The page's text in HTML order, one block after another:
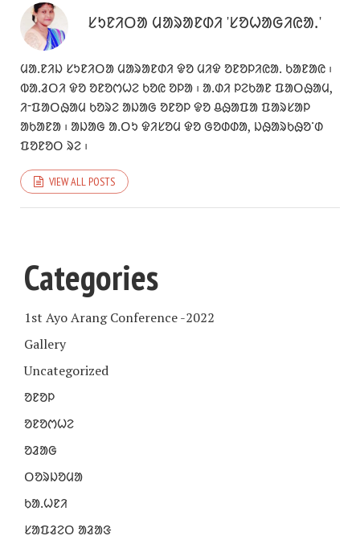
ᱥᱩᱱᱤᱛᱟ ᱢᱟᱨᱟᱱᱰᱤ 'ᱥᱚᱦᱟᱜᱤᱭᱟᱹ'
ᱢᱟᱹᱱᱤᱡ ᱥᱩᱱᱤᱛᱟ ᱢᱟᱨᱟᱱᱰᱤ ᱫᱚ ᱢᱤᱫ ᱚᱱᱚᱞᱤᱭᱟᱹ ᱠᱟᱱᱟᱭ ᱾
ᱵᱟᱹᱲᱛᱤ ᱫᱚ ᱚᱱᱚᱬᱦᱮ ᱠᱚᱭ ᱚᱞᱟ ᱾ ᱟᱹᱰᱤ ᱞᱮᱠᱟᱱ ᱯᱟᱛᱷᱟᱢ,
ᱤᱼᱯᱟᱛᱷᱟᱢ ᱠᱚᱨᱮ ᱟᱡᱟᱜ ᱚᱱᱚᱞ ᱫᱚ ᱪᱷᱟᱯᱟ ᱯᱟᱨᱥᱟᱞ
ᱟᱠᱟᱱᱟ ᱾ ᱟᱡᱟᱜ ᱟᱹᱛᱩ ᱫᱤᱥᱚᱢ ᱫᱚ ᱜᱚᱰᱰᱟ, ᱡᱷᱟᱨᱠᱷᱚᱸᱰ
ᱯᱚᱱᱚᱛ ᱨᱮ ᱾
VIEW ALL POSTS
Categories
1st Ayo Arang Conference -2022
Gallery
Uncategorized
ᱚᱱᱚᱞ
ᱚᱱᱚᱬᱦᱮ
ᱚᱲᱟᱜ
ᱛᱚᱨᱡᱚᱢᱟ
ᱠᱟᱹᱦᱱᱤ
ᱥᱟᱯᱲᱮᱛ ᱟᱲᱟᱝ